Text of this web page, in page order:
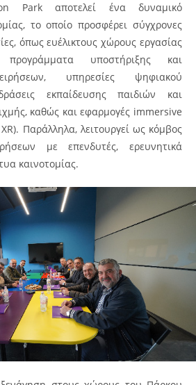
Park αποτελεί ένα δυναμικό
το οποίο προσφέρει σύγχρονες
όπως ευέλικτους χώρους εργασίας
υποστήριξης και
υπηρεσίες ψηφιακού
εκπαίδευσης παιδιών και
καθώς και εφαρμογές immersive
Παράλληλα, λειτουργεί ως κόμβος
με επενδυτές, ερευνητικά
καινοτομίας.